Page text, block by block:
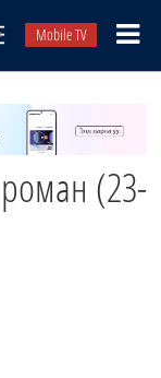
Mobile TV
(23-